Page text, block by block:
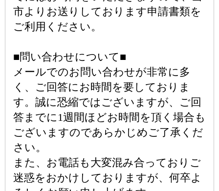
市よりお送りしております申請書類を
ご利用ください。
■問い合わせについて■
メールでのお問い合わせが非常に多
く、ご回答にお時間を要しておりま
す。誠に恐縮ではございますが、ご回
答までに1週間ほどお時間を頂く場合も
ございますのであらかじめご了承くだ
さい。
また、お電話も大変混み合っておりご
迷惑をおかけしておりますが、何卒よ